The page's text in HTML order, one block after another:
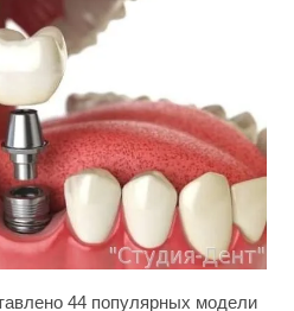
44 популярных модели